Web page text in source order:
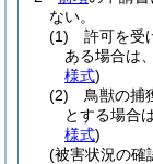
ない。
(1)
許可を受
ある場合は
様式)
(2)
鳥獣の捕
とする場合
様式)
(被害状況の確